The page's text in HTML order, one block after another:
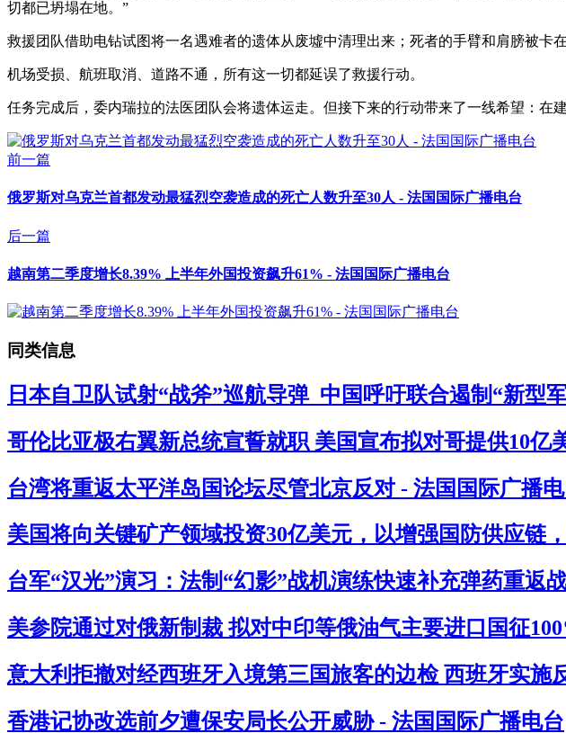
切都已坍塌在地。”
救援团队借助电钻试图将一名遇难者的遗体从废墟中清理出来；死者的手臂和肩膀被卡
机场受损、航班取消、道路不通，所有这一切都延误了救援行动。
任务完成后，委内瑞拉的法医团队会将遗体运走。但接下来的行动带来了一线希望：在
前一篇
俄罗斯对乌克兰首都发动最猛烈空袭造成的死亡人数升至30人 - 法国国际广播电台
后一篇
越南第二季度增长8.39% 上半年外国投资飙升61% - 法国国际广播电台
同类信息
日本自卫队试射“战斧”巡航导弹 中国呼吁联合遏制“新型
哥伦比亚极右翼新总统宣誓就职 美国宣布拟对哥提供10亿
台湾将重返太平洋岛国论坛尽管北京反对 - 法国国际广播
美国将向关键矿产领域投资30亿美元，以增强国防供应链
台军“汉光”演习：法制“幻影”战机演练快速补充弹药重返
美参院通过对俄新制裁 拟对中印等俄油气主要进口国征
意大利拒撤对经西班牙入境第三国旅客的边检 西班牙实施
香港记协改选前夕遭保安局长公开威胁 - 法国国际广播电台